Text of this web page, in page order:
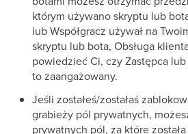
którym używano skryptu lub
lub Współgracz używał na
skryptu lub bota, Obsługa
powiedzieć Ci, czy Zastępca lub
to zaangażowany.
Jeśli zostałeś/zostałaś
grabieży pól prywatnych,
prywatnych pól, za które